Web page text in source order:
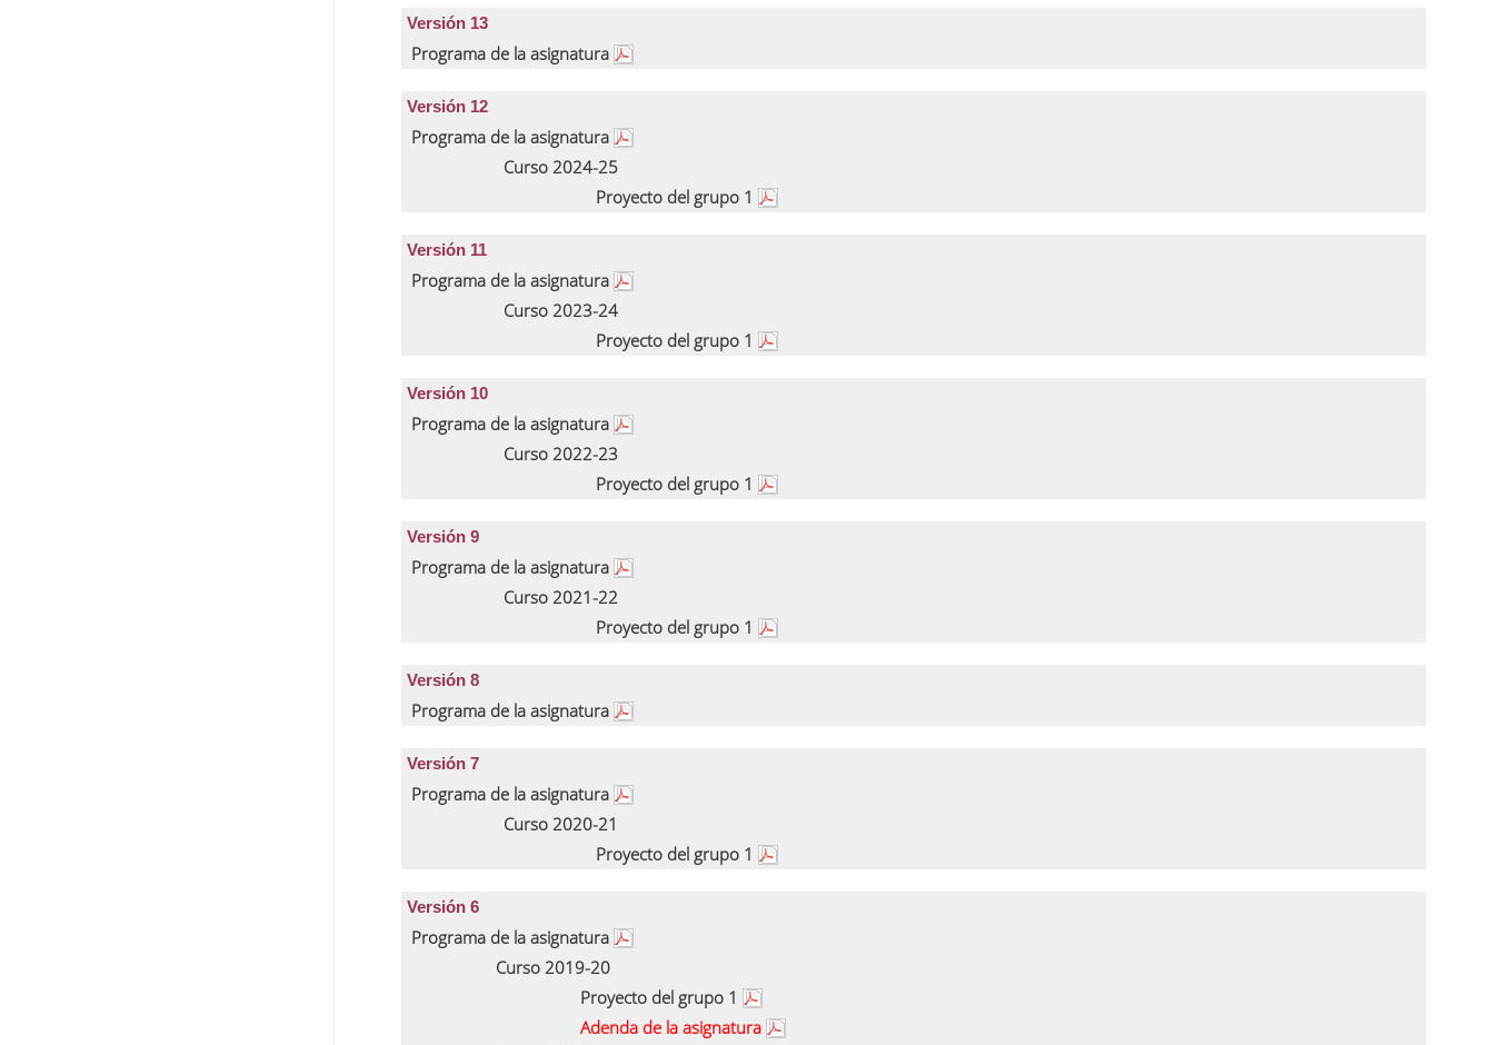
Versión 13
Programa de la asignatura
Versión 12
Programa de la asignatura
Curso 2024-25
Proyecto del grupo 1
Versión 11
Programa de la asignatura
Curso 2023-24
Proyecto del grupo 1
Versión 10
Programa de la asignatura
Curso 2022-23
Proyecto del grupo 1
Versión 9
Programa de la asignatura
Curso 2021-22
Proyecto del grupo 1
Versión 8
Programa de la asignatura
Versión 7
Programa de la asignatura
Curso 2020-21
Proyecto del grupo 1
Versión 6
Programa de la asignatura
Curso 2019-20
Proyecto del grupo 1
Adenda de la asignatura